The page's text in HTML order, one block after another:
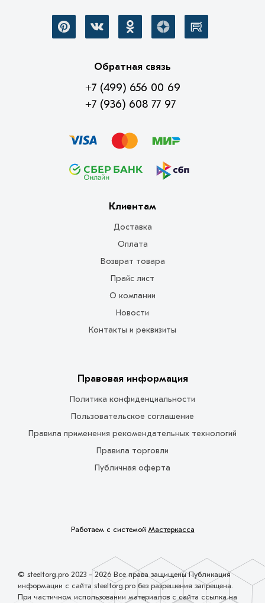
Обратная связь
+7 (499) 656 00 69
+7 (936) 608 77 97
Клиентам
Доставка
Оплата
Возврат товара
Прайс лист
О компании
Новости
Контакты и реквизиты
Правовая информация
Политика конфиденциальности
Пользовательское соглашение
Правила применения рекомендательных технологий
Правила торговли
Публичная оферта
Работаем с системой Мастеркасса
© steeltorg.pro 2023 - 2026 Все права защищены Публикация
информации с сайта steeltorg.pro без разрешения запрещена.
При частичном использовании материалов с сайта ссылка на